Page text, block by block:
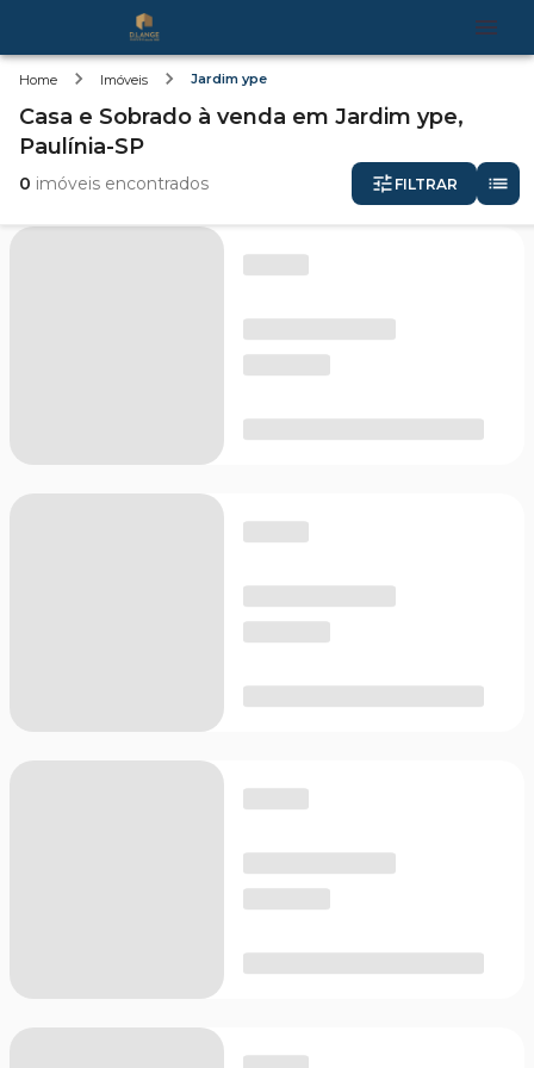
Home Imóveis Jardim ype
Casa e Sobrado à venda em Jardim ype,
Paulínia-SP
0 imóveis encontrados FILTRAR